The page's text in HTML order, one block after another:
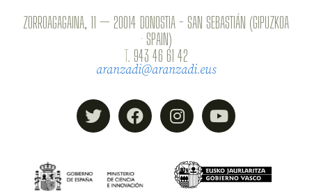
ZORROAGAGAINA, 11 — 20014 DONOSTIA - SAN SEBASTIÁN (GIPUZKOA
· SPAIN)
T. 943 46 61 42
aranzadi@aranzadi.eus